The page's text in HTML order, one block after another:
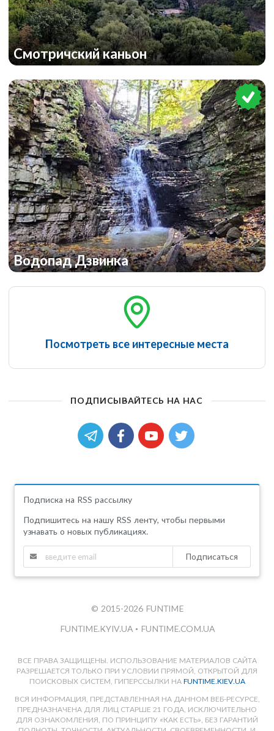
Смотричский каньон
Водопад Дзвинка
Посмотреть все интересные места
ПОДПИСЫВАЙТЕСЬ НА НАС
Подписка на RSS рассылку
Подпишитесь на нашу RSS ленту, чтобы первыми
узнавать о новых публикациях.
Подписаться
© 2015-2026 FUNTIME
FUNTIME.KYIV.UA • FUNTIME.COM.UA
ВСЕ ПРАВА ЗАЩИЩЕНЫ. ИСПОЛЬЗОВАНИЕ МАТЕРИАЛОВ САЙТА
РАЗРЕШАЕТСЯ ТОЛЬКО ПРИ УСЛОВИИ ПРЯМОЙ, ОТКРЫТОЙ ДЛЯ
ПОИСКОВЫХ СИСТЕМ, ГИПЕРССЫЛКИ НА FUNTIME.KIEV.UA
ВСЯ ИНФОРМАЦИЯ, ПРЕДСТАВЛЕННАЯ НА ДАННОМ ВЕБ-РЕСУРСЕ,
ПРЕДНАЗНАЧЕНА ДЛЯ ЛИЦ СТАРШЕ 21 ГОДА, ИСКЛЮЧИТЕЛЬНО
ДЛЯ ОЗНАКОМЛЕНИЯ, ПО ПРИНЦИПУ «КАК ЕСТЬ», БЕЗ ГАРАНТИЙ